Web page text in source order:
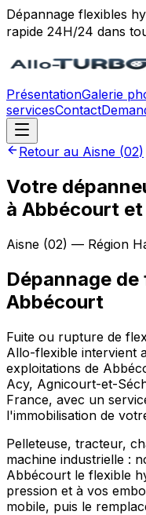
Dépannage flexibles
rapide 24H/24 dans
PrésentationGalerie
servicesContact
Retour au Aisne (02)
Votre
à Abbécourt
Aisne (02) — Région
Dépannage
Abbécourt
Fuite ou rupture de
Allo-flexible intervient
exploitations de
Acy, Agnicourt-et-
France, avec un
l'immobilisation de
Pelleteuse, tracteur,
machine industrielle :
Abbécourt le flexible
pression et à vos
mobile, puis le